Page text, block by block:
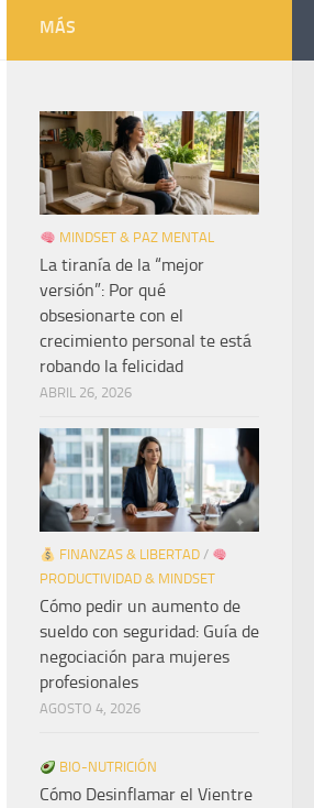
MÁS
MINDSET & PAZ MENTAL
La tiranía de la “mejor
versión”: Por qué
obsesionarte con el
crecimiento personal te está
robando la felicidad
ABRIL 26, 2026
FINANZAS & LIBERTAD/
PRODUCTIVIDAD & MINDSET
Cómo pedir un aumento de
sueldo con seguridad: Guía de
negociación para mujeres
profesionales
AGOSTO 4, 2026
BIO-NUTRICIÓN
Cómo Desinflamar el Vientre